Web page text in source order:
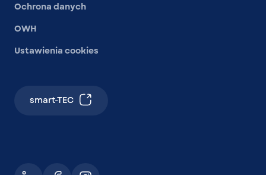
Ochrona danych
OWH
Ustawienia cookies
smart-TEC